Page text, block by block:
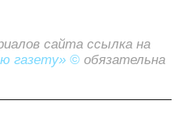
сайта ссылка на
газету» © обязательна